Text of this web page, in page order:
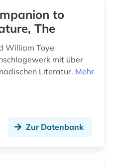
geschichte 1450-1950 (1)
geschichte 1620-1800 (1)
to
The
William Toye
mit über
Literatur. Mehr
Zur Datenbank